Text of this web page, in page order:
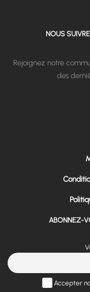
NOUS
Rejoignez notre
des
ABONNEZ-
Accepter